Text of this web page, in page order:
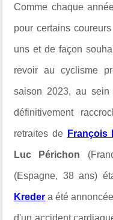
Comme chaque
pour certains
uns et de façon
revoir au cyclisme
saison 2023, au sein
définitivement
retraites de François
Luc Périchon
(Espagne, 38 ans)
Kreder a été
d'un accident